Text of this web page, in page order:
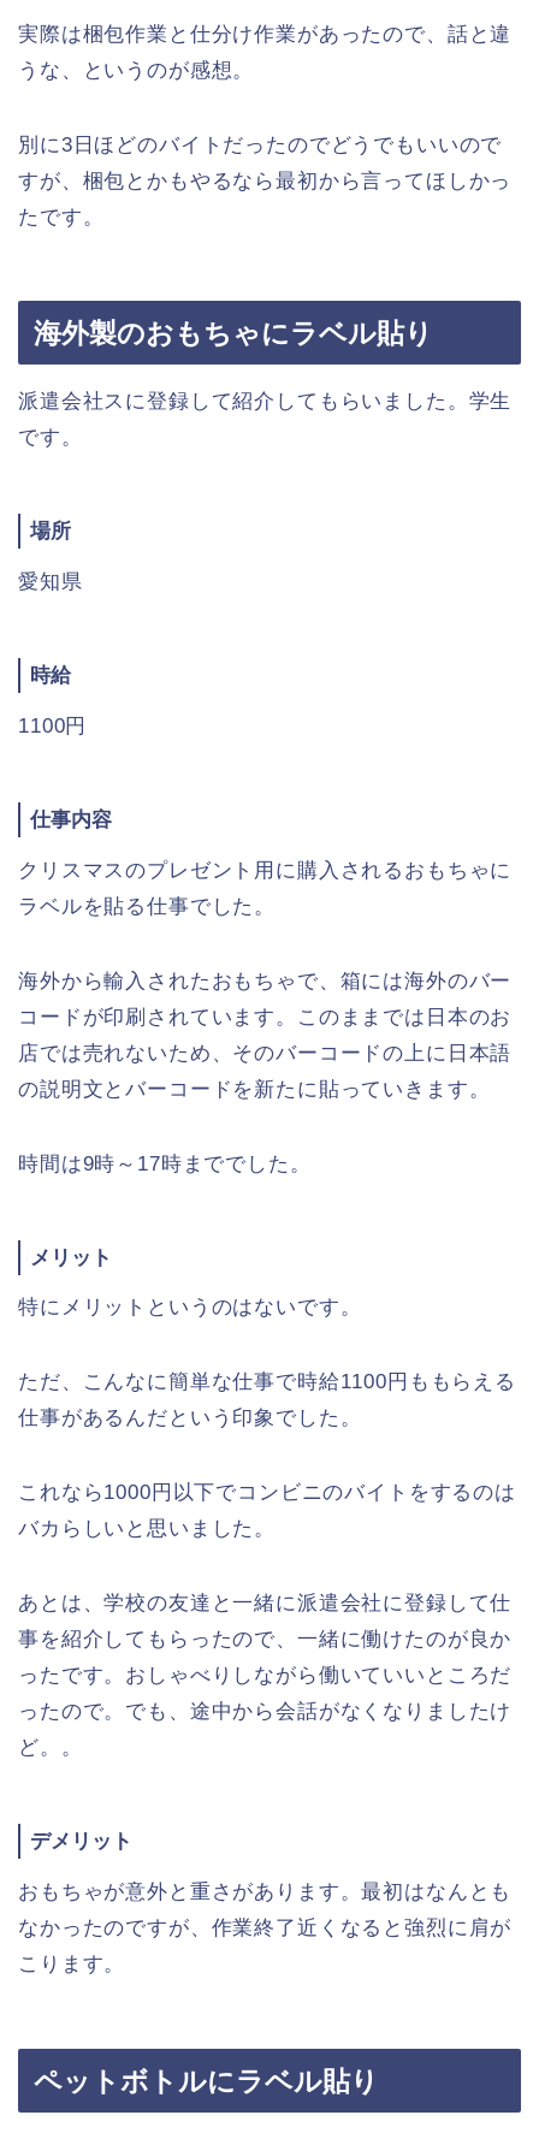
実際は梱包作業と仕分け作業があったので、話と違
うな、というのが感想。
別に3日ほどのバイトだったのでどうでもいいので
すが、梱包とかもやるなら最初から言ってほしかっ
たです。
海外製のおもちゃにラベル貼り
派遣会社スに登録して紹介してもらいました。学生
です。
場所
愛知県
時給
1100円
仕事内容
クリスマスのプレゼント用に購入されるおもちゃに
ラベルを貼る仕事でした。
海外から輸入されたおもちゃで、箱には海外のバー
コードが印刷されています。このままでは日本のお
店では売れないため、そのバーコードの上に日本語
の説明文とバーコードを新たに貼っていきます。
時間は9時～17時まででした。
メリット
特にメリットというのはないです。
ただ、こんなに簡単な仕事で時給1100円ももらえる
仕事があるんだという印象でした。
これなら1000円以下でコンビニのバイトをするのは
バカらしいと思いました。
あとは、学校の友達と一緒に派遣会社に登録して仕
事を紹介してもらったので、一緒に働けたのが良か
ったです。おしゃべりしながら働いていいところだ
ったので。でも、途中から会話がなくなりましたけ
ど。。
デメリット
おもちゃが意外と重さがあります。最初はなんとも
なかったのですが、作業終了近くなると強烈に肩が
こります。
ペットボトルにラベル貼り